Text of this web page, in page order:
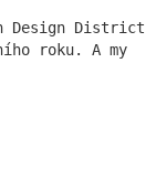
Design District
roku. A my